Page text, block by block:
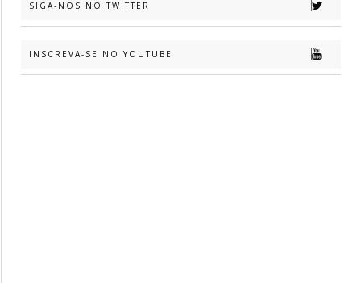
SIGA-NOS NO TWITTER
INSCREVA-SE NO YOUTUBE